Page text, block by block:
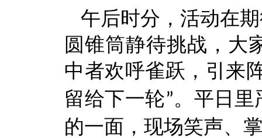
午后时分 ，活动在
圆锥筒静待挑战，大
中者欢呼雀跃，引来
留给下一轮”。平日里
的一面，现场笑声、